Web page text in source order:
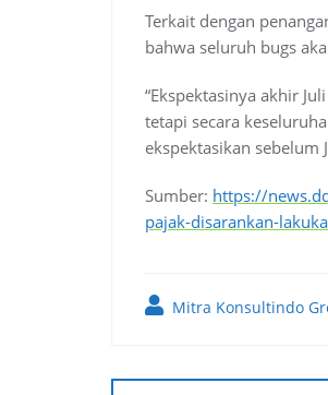
Terkait dengan
bahwa seluruh bugs
“Ekspektasinya akhir
tetapi secara
ekspektasikan sebelum
Sumber: https://
pajak-disarankan-
Mitra Konsultindo
Post